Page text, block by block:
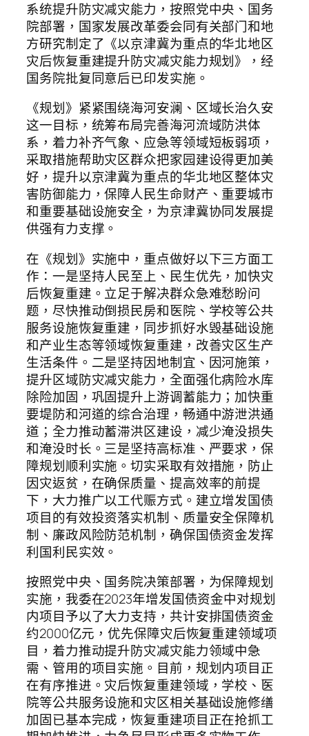
系统提升防灾减灾能力，按照党中央、国务
院部署，国家发展改革委会同有关部门和地
方研究制定了《以京津冀为重点的华北地区
灾后恢复重建提升防灾减灾能力规划》，经
国务院批复同意后已印发实施。
《规划》紧紧围绕海河安澜、区域长治久安
这一目标，统筹布局完善海河流域防洪体
系，着力补齐气象、应急等领域短板弱项，
采取措施帮助灾区群众把家园建设得更加美
好，提升以京津冀为重点的华北地区整体灾
害防御能力，保障人民生命财产、重要城市
和重要基础设施安全，为京津冀协同发展提
供强有力支撑。
在《规划》实施中，重点做好以下三方面工
作：一是坚持人民至上、民生优先，加快灾
后恢复重建。立足于解决群众急难愁盼问
题，尽快推动倒损民房和医院、学校等公共
服务设施恢复重建，同步抓好水毁基础设施
和产业生态等领域恢复重建，改善灾区生产
生活条件。二是坚持因地制宜、因河施策，
提升区域防灾减灾能力，全面强化病险水库
除险加固，巩固提升上游调蓄能力；加快重
要堤防和河道的综合治理，畅通中游泄洪通
道；全力推动蓄滞洪区建设，减少淹没损失
和淹没时长。三是坚持高标准、严要求，保
障规划顺利实施。切实采取有效措施，防止
因灾返贫，在确保质量、提高效率的前提
下，大力推广以工代赈方式。建立增发国债
项目的有效投资落实机制、质量安全保障机
制、廉政风险防范机制，确保国债资金发挥
利国利民实效。
按照党中央、国务院决策部署，为保障规划
实施，我委在2023年增发国债资金中对规划
内项目予以了大力支持，共计安排国债资金
约2000亿元，优先保障灾后恢复重建领域项
目，着力推动提升防灾减灾能力领域中急
需、管用的项目实施。目前，规划内项目正
在有序推进。灾后恢复重建领域，学校、医
院等公共服务设施和灾区相关基础设施修缮
加固已基本完成，恢复重建项目正在抢抓工